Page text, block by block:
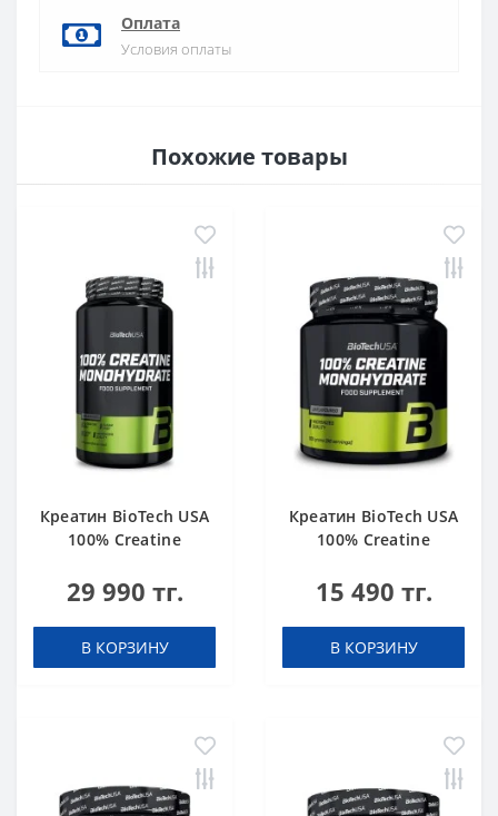
Оплата
Условия оплаты
Похожие товары
Креатин BioTech USA
100% Creatine
29 990 тг.
В КОРЗИНУ
Креатин BioTech USA
100% Creatine
15 490 тг.
В КОРЗИНУ